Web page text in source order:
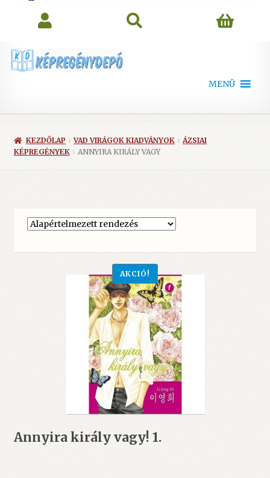
MENÜ
KEZDŐLAP VAD VIRÁGOK KIADVÁNYOK
ÁZSIAI
KÉPREGÉNYEK
ANNYIRA KIRÁLY VAGY
Annyira király vagy! 1.
AKCIÓ!